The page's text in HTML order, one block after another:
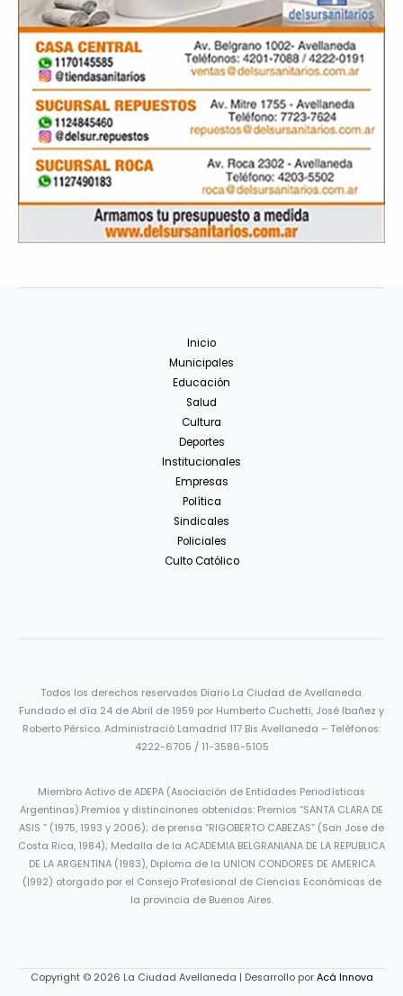
Inicio
Municipales
Educación
Salud
Cultura
Deportes
Institucionales
Empresas
Política
Sindicales
Policiales
Culto Católico
Todos los derechos reservados Diario La Ciudad de Avellaneda.
Fundado el día 24 de Abril de 1959 por Humberto Cuchetti, José Ibañez y
Roberto Pérsico. Administració Lamadrid 117 Bis Avellaneda – Teléfonos:
4222-6705 / 11-3586-5105
Miembro Activo de ADEPA (Asociación de Entidades Periodísticas
Argentinas).Premios y distincinones obtenidas: Premios “SANTA CLARA DE
ASIS ” (1975, 1993 y 2006); de prensa “RIGOBERTO CABEZAS” (San Jose de
Costa Rica, 1984); Medalla de la ACADEMIA BELGRANIANA DE LA REPUBLICA
DE LA ARGENTINA (1983), Diploma de la UNION CONDORES DE AMERICA
(|992) otorgado por el Consejo Profesional de Ciencias Económicas de
la provincia de Buenos Aires.
Copyright © 2026 La Ciudad Avellaneda | Desarrollo por Acá Innova